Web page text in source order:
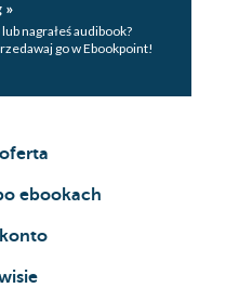
»
nagrałeś audibook?
go w Ebookpoint!
ebookach